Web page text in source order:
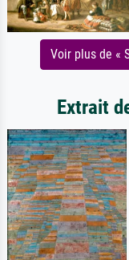
Voir plus de «
Extrait